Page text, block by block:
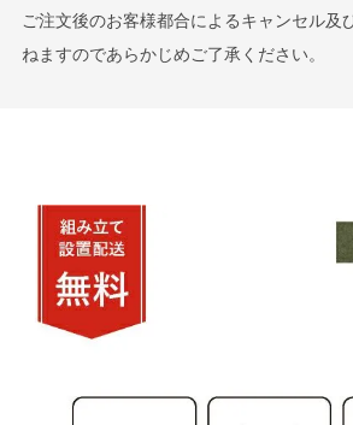
ご注文後のお客様都合によるキャンセル及
ねますのであらかじめご了承ください。